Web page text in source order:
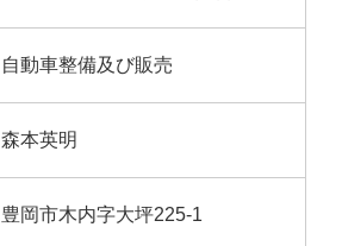
自動車整備及び販売
森本英明
豊岡市木内字大坪225-1